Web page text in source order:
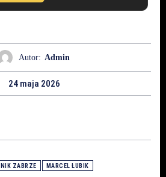
Autor: Admin
24 maja 2026
ZABRZE MARCEL ŁUBIK